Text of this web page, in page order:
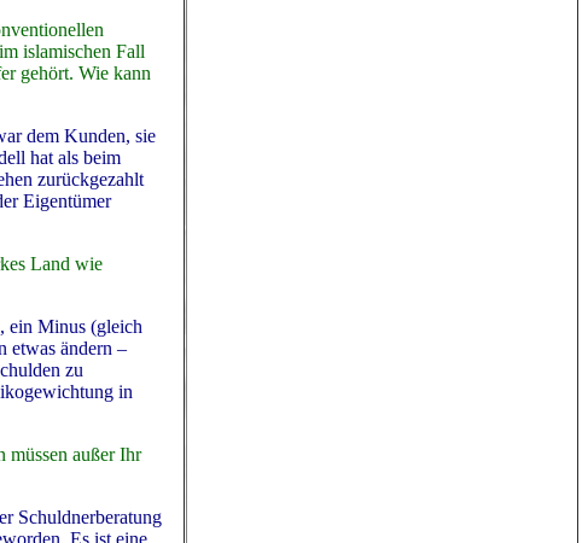
islamischen Fall
gehört. Wie kann
dem Kunden, sie
hat als beim
zurückgezahlt
Eigentümer
Land wie
ein Minus (gleich
etwas ändern –
zu
in
müssen außer Ihr
Schuldnerberatung
Es ist eine